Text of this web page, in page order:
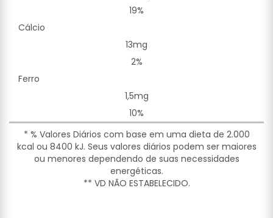
19%
Cálcio
13mg
2%
Ferro
1,5mg
10%
* % Valores Diários com base em uma dieta de 2.000
kcal ou 8400 kJ. Seus valores diários podem ser maiores
ou menores dependendo de suas necessidades
energéticas.
** VD NÃO ESTABELECIDO.